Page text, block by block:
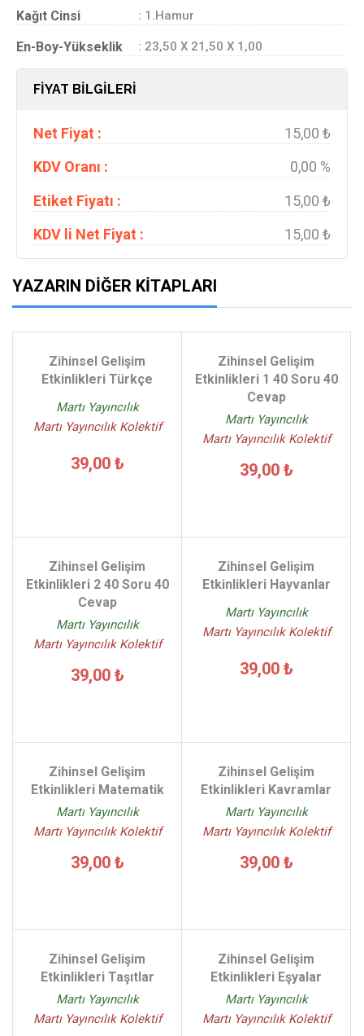
Kağıt Cinsi : 1.Hamur
En-Boy-Yükseklik : 23,50 X 21,50 X 1,00
FİYAT BİLGİLERİ
Net Fiyat :
15,00 ₺
KDV Oranı :
0,00 %
Etiket Fiyatı :
15,00 ₺
KDV li Net Fiyat :
15,00 ₺
YAZARIN DIĞER KITAPLARI
Zihinsel Gelişim
Etkinlikleri Türkçe
Martı Yayıncılık
Martı Yayıncılık Kolektif
39,00 ₺
Zihinsel Gelişim
Etkinlikleri 1 40 Soru 40
Cevap
Martı Yayıncılık
Martı Yayıncılık Kolektif
39,00 ₺
Zihinsel Gelişim
Etkinlikleri 2 40 Soru 40
Cevap
Martı Yayıncılık
Martı Yayıncılık Kolektif
39,00 ₺
Zihinsel Gelişim
Etkinlikleri Hayvanlar
Martı Yayıncılık
Martı Yayıncılık Kolektif
39,00 ₺
Zihinsel Gelişim
Etkinlikleri Matematik
Martı Yayıncılık
Martı Yayıncılık Kolektif
39,00 ₺
Zihinsel Gelişim
Etkinlikleri Kavramlar
Martı Yayıncılık
Martı Yayıncılık Kolektif
39,00 ₺
Zihinsel Gelişim
Etkinlikleri Taşıtlar
Martı Yayıncılık
Martı Yayıncılık Kolektif
Zihinsel Gelişim
Etkinlikleri Eşyalar
Martı Yayıncılık
Martı Yayıncılık Kolektif